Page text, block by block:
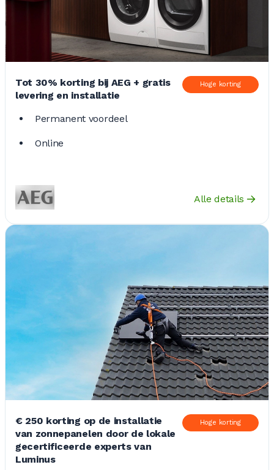
Tot 30% korting bij AEG + gratis
levering en installatie
Hoge korting
Permanent voordeel
Online
Alle details
€ 250 korting op de installatie
van zonnepanelen door de lokale
gecertificeerde experts van
Luminus
Hoge korting